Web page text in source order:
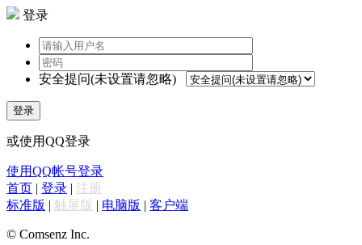
登录
安全提问(未设置请忽略)
登录
或使用QQ登录
使用QQ帐号登录
首页 | 登录 | 注册
标准版 | 触屏版 | 电脑版 | 客户端
© Comsenz Inc.